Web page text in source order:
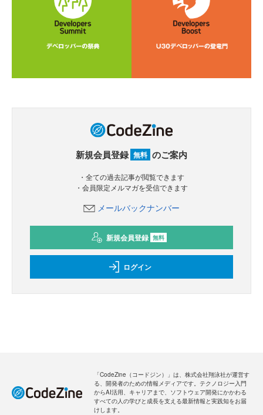
新規会員登録 無料 のご案内
・全ての過去記事が閲覧できます
・会員限定メルマガを受信できます
メールバックナンバー
新規会員登録 無料
ログイン
「CodeZine（コードジン）」は、株式会社翔泳社が運営す
る、開発者のための情報メディアです。テクノロジー入門
からAI活用、キャリアまで、ソフトウェア開発にかかわる
すべての人の学びと成長を支える最新情報と実践知をお届
けします。